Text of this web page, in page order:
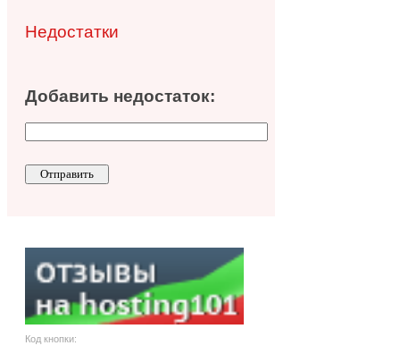
Недостатки
Добавить недостаток:
Код кнопки: